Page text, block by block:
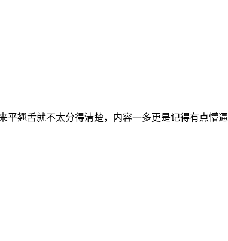
平翘舌就不太分得清楚，内容一多更是记得有点懵逼